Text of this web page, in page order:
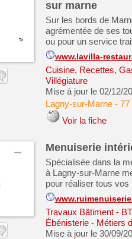
sur marne
Sur les bords de
agrémentée de ses
ou pour un service
www.lavilla-
Cuisine, Recettes,
Villégiature
Mise à jour le 02/12/
Lagny-sur-Marne- 77
Voir la fiche
Menuiserie
Spécialisée dans la
à Lagny-sur-Marne
pour réaliser tous vos
Travaux Bâtiment -
Ébénisterie - Métiers
Mise à jour le 30/09/